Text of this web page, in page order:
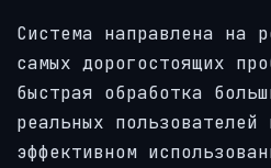
Система направлена на
самых дорогостоящих
быстрая обработка
реальных пользователей
эффективном